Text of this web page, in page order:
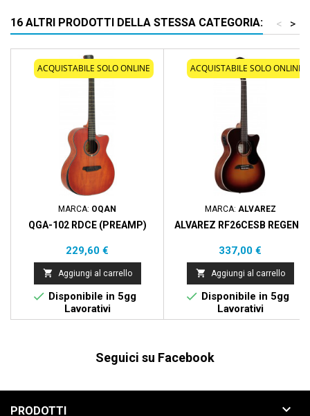
16 ALTRI PRODOTTI DELLA STESSA CATEGORIA: >
<
ACQUISTABILE SOLO ONLINE
MARCA: OQAN
QGA-102 RDCE (PREAMP)
Prezzo
229,60 €
 Aggiungi al carrello
 Disponibile in 5gg
Lavorativi
ACQUISTABILE SOLO ONLINE
MARCA: ALVAREZ
ALVAREZ RF26CESB REGENT
Prezzo
337,00 €
 Aggiungi al carrello
 Disponibile in 5gg
Lavorativi
Seguici su Facebook
PRODOTTI 